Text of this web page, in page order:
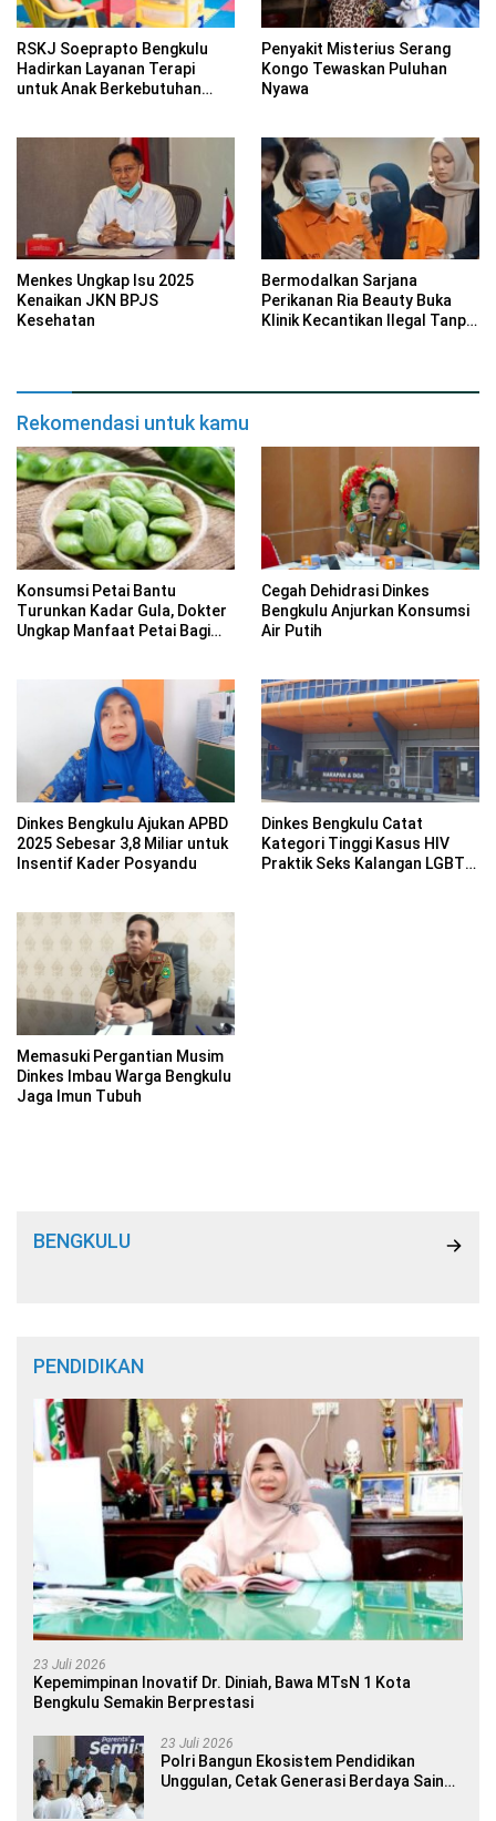
RSKJ Soeprapto Bengkulu
Hadirkan Layanan Terapi
untuk Anak Berkebutuhan
Penyakit Misterius Serang
Kongo Tewaskan Puluhan
Nyawa
Menkes Ungkap Isu 2025
Kenaikan JKN BPJS
Kesehatan
Bermodalkan Sarjana
Perikanan Ria Beauty Buka
Klinik Kecantikan Ilegal Tanpa
Rekomendasi untuk kamu
Konsumsi Petai Bantu
Turunkan Kadar Gula, Dokter
Ungkap Manfaat Petai Bagi
Cegah Dehidrasi Dinkes
Bengkulu Anjurkan Konsumsi
Air Putih
Dinkes Bengkulu Ajukan APBD
2025 Sebesar 3,8 Miliar untuk
Insentif Kader Posyandu
Dinkes Bengkulu Catat
Kategori Tinggi Kasus HIV
Praktik Seks Kalangan LGBT
Memasuki Pergantian Musim
Dinkes Imbau Warga Bengkulu
Jaga Imun Tubuh
BENGKULU
PENDIDIKAN
23 Juli 2026
Kepemimpinan Inovatif Dr. Diniah, Bawa MTsN 1 Kota
Bengkulu Semakin Berprestasi
23 Juli 2026
Polri Bangun Ekosistem Pendidikan
Unggulan, Cetak Generasi Berdaya Saing